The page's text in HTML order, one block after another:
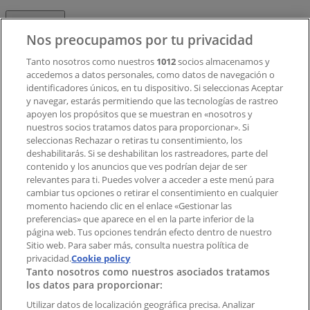
Contacto comercial y de marketing
Tienda mal colocada en el mapa
Notificar un folleto
¿Encontraste un problema en la web o en la
aplicación?
Índices
Marcas
Marcas locales
Negocios
Negocios cercanos
Productos
Productos locales
Nos preocupamos por tu privacidad
Tanto nosotros como nuestros 1012socios almacenamos y
accedemos a datos personales, como datos de navegación o
identificadores únicos, en tu dispositivo. Si seleccionas Aceptar
y navegar, estarás permitiendo que las tecnologías de rastreo
apoyen los propósitos que se muestran en «nosotros y
nuestros socios tratamos datos para proporcionar». Si
seleccionas Rechazar o retiras tu consentimiento, los
deshabilitarás. Si se deshabilitan los rastreadores, parte del
contenido y los anuncios que ves podrían dejar de ser
relevantes para ti. Puedes volver a acceder a este menú para
cambiar tus opciones o retirar el consentimiento en cualquier
momento haciendo clic en el enlace «Gestionar las
preferencias» que aparece en el en la parte inferior de la
página web. Tus opciones tendrán efecto dentro de nuestro
Sitio web. Para saber más, consulta nuestra política de
privacidad.Cookie policy
Tanto nosotros como nuestros asociados tratamos
los datos para proporcionar:
Utilizar datos de localización geográfica precisa. Analizar